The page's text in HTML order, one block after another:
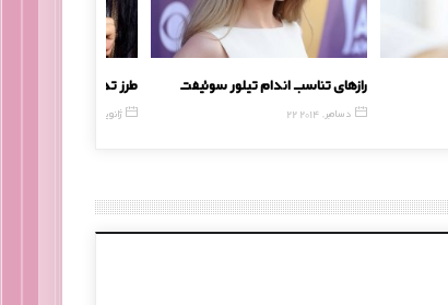
رازهای تناسب اندام تیلور سوئیفت
22 دسامبر, 2014